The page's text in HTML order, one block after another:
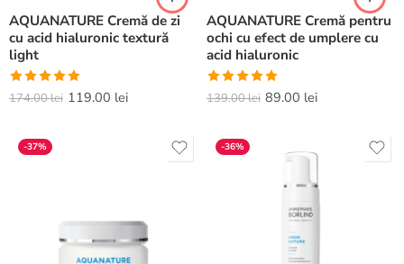
AQUANATURE Cremă de zi
cu acid hialuronic textură
light
Evaluat la
174.00lei 119.00 lei
AQUANATURE Cremă pentru
ochi cu efect de umplere cu
acid hialuronic
Evaluat la
139.00lei 89.00 lei
-37% -36%